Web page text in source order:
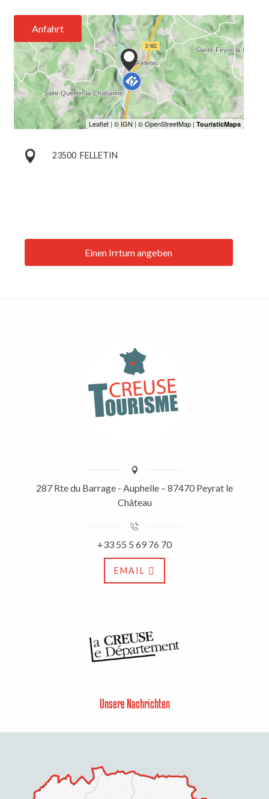
Anfahrt
23500 FELLETIN
Einen Irrtum angeben
287 Rte du Barrage - Auphelle – 87470 Peyrat le
Château
+33 55 5 69 76 70
EMAIL
Unsere Nachrichten